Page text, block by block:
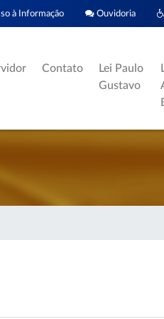
Ouvidoria
à Informação
Contato
Lei Paulo
Gustavo